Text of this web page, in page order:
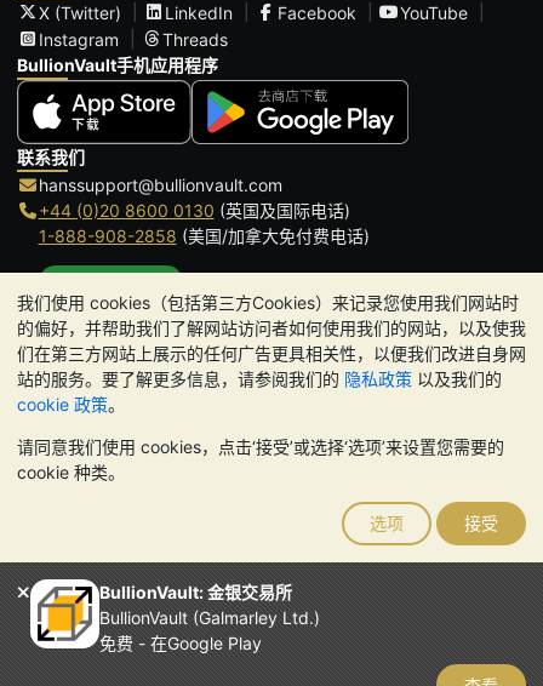
我们使用 cookies（包括第三方Cookies）来记录您使用我们网站时
的偏好，并帮助我们了解网站访问者如何使用我们的网站，以及使我
们在第三方网站上展示的任何广告更具相关性，以便我们改进自身网
站的服务。要了解更多信息，请参阅我们的 隐私政策 以及我们的
cookie 政策。
请同意我们使用 cookies，点击‘接受’或选择‘选项’来设置您需要的
cookie 种类。
选项 接受
BullionVault: 金银交易所
BullionVault (Galmarley Ltd.)
免费 - 在Google Play
X (Twitter)
LinkedIn Facebook
YouTube
Instagram
Threads
BullionVault手机应用程序
联系我们
hanssupport@bullionvault.com
+44 (0)20 8600 0130 (英国及国际电话)
1-888-908-2858 (美国/加拿大免付费电话)
办公时间:
9am to 8:30pm (英国时间), 周一至周五
Galmarley Ltd T/A BullionVault
3 Shortlands (7th Floor)
London
W6 8DA
贵金属的价值可能下跌也可能上涨。历史趋势不能保证未来
的价格走势。BullionVault 网站及其任何通讯中的任何内容均不构成
投资建议。您应该考虑寻求专业建议，以确定投资并持有金条是否适
合您。
Galmarley Ltd，以 BullionVault 名义开展业务，在英格兰和威尔士
注册，注册号为 4943684
BullionVault Ltd © 2026